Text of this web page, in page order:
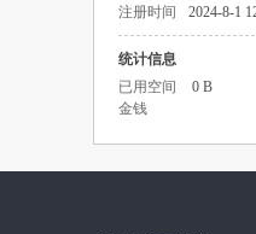
注册时间
2024-8-1
统计信息
已用空间
0 B
金钱